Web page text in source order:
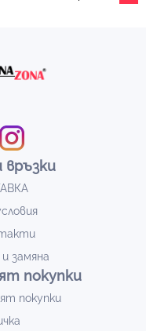
връзки
замяна
покупки
покупки